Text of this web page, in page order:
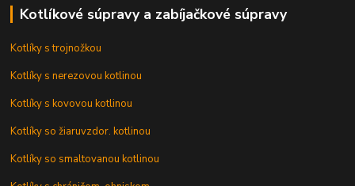
Kotlíkové súpravy a zabíjačkové súpravy
Kotlíky s trojnožkou
Kotlíky s nerezovou kotlinou
Kotlíky s kovovou kotlinou
Kotlíky so žiaruvzdor. kotlinou
Kotlíky so smaltovanou kotlinou